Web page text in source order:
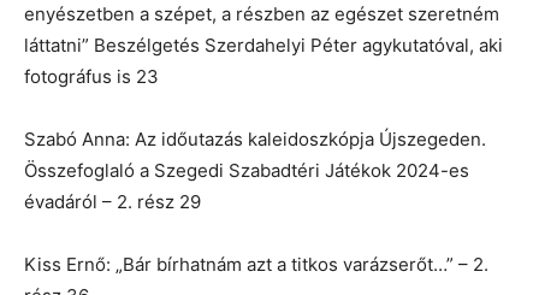
enyészetben a szépet, a részben az egészet szeretném
láttatni” Beszélgetés Szerdahelyi Péter agykutatóval, aki
fotográfus is 23
Szabó Anna: Az időutazás kaleidoszkópja Újszegeden.
Összefoglaló a Szegedi Szabadtéri Játékok 2024-es
évadáról – 2. rész 29
Kiss Ernő: „Bár bírhatnám azt a titkos varázserőt…” – 2.